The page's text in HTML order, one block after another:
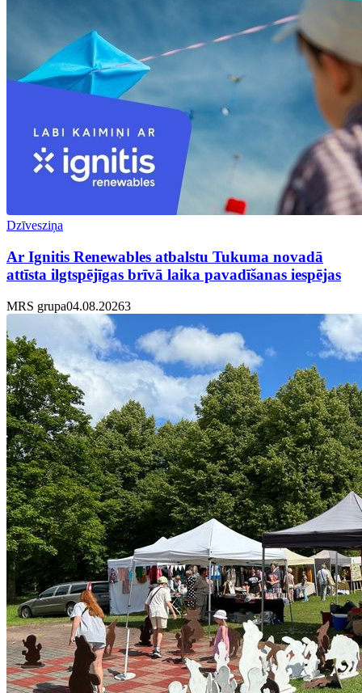
Dzīvesziņa
Ar Ignitis Renewables atbalstu Tukuma novadā
attīsta ilgtspējīgas brīvā laika pavadīšanas iespējas
MRS grupa04.08.20263